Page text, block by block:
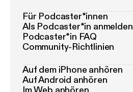
Für Podcaster*innen
Als Podcaster*in anmelden
Podcaster*in FAQ
Community-Richtlinien
Auf dem iPhone anhören
Auf Android anhören